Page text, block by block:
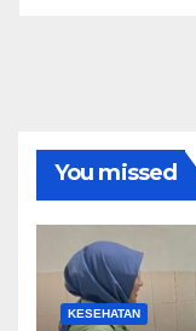
You missed
KESEHATAN